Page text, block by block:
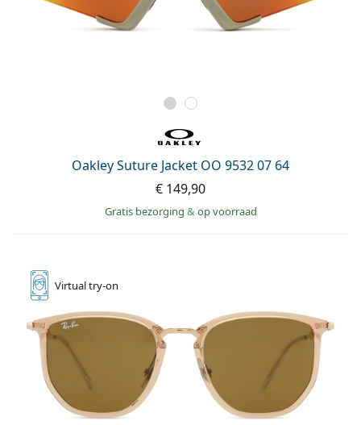
Oakley Suture Jacket OO 9532 07 64
€ 149,90
Gratis bezorging & op voorraad
Virtualtry-on